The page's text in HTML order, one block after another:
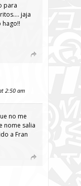
para
jaja
hago!!
2:50 am
no me
nome salia
a Fran